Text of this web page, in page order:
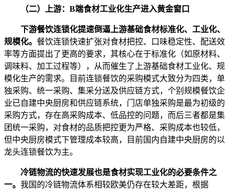
（二）上游：B端食材工业化生产进入黄金窗口
下游餐饮连锁化提速倒逼上游基础食材标准化、工业化、
规模化。 餐饮连锁快速扩张对食材把控、口味稳定性、配送效
率等方面提出了更高的要求，其核心在于标准化（如原材料、
调味料、加工过程等），从而催生了上游基础食材工业化、规
模化生产的需求。目前连锁餐饮的采购模式大致分为四类，单
独采购、统一采购、集采分送及供应链方式，个别规模餐饮企
业已自建中央厨房和供应链系统，门店单独采购是最为初级的
采购方式，存在高采购成本、低品控的问题，而后三者都是集
团统一采购，对食材的品质把控更为严格、采购成本也较低，
但中央厨房模式下管理成本较高，目前国内自建中央厨房的以
龙头连锁餐饮为主。
冷链物流的快速发展也是食材实现工业化的必要条件之
一。 我国的冷链物流体系相较欧美仍存在较大差距，根据